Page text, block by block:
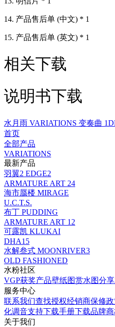
14. 产品售后单 (中文) * 1
15. 产品售后单 (英文) * 1
相关下载
说明书下载
水月雨 VARIATIONS 变奏曲
首页
全部产品
VARIATIONS
最新产品
羽翼2 EDGE2
ARMATURE ART 24
海市蜃楼 MIRAGE
U.C.T.S.
布丁 PUDDING
ARMATURE ART 12
可露凯 KLUKAI
DHA15
水解叁式 MOONRIVER3
OLD FASHIONED
水粉社区
VGP获奖产品壁纸图赏水图分享
服务中心
联系我们查找授权经销商保修
化调音支持下载手册下载品牌
关于我们